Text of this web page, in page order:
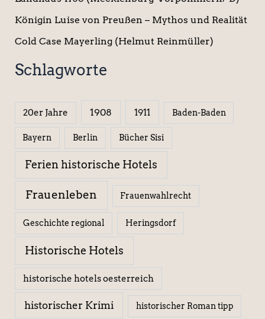
Königin Luise von Preußen – Mythos und Realität
Cold Case Mayerling (Helmut Reinmüller)
Schlagworte
20er Jahre 1908 1911 Baden-Baden
Bayern Berlin Bücher Sisi
Ferien historische Hotels
Frauenleben Frauenwahlrecht
Geschichte regional Heringsdorf
Historische Hotels
historische hotels oesterreich
historischer Krimi historischer Roman tipp